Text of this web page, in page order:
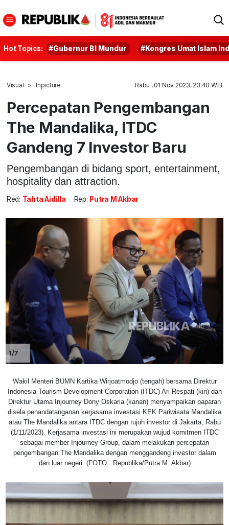
Hot Topics: #Gubernur BI Mundur #Kongres Umat Islam
Visual Inpicture Rabu , 01 Nov 2023, 23:40 WIB
Percepatan Pengembangan
The Mandalika, ITDC
Gandeng 7 Investor Baru
Pengembangan di bidang sport, entertainment,
hospitality dan attraction.
Red: Tahta Aidilla Rep: Putra M Akbar
1/7
Wakil Menteri BUMN Kartika Wirjoatmodjo (tengah) bersama Direktur
Indonesia Tourism Development Corporation (ITDC) Ari Respati (kiri) dan
Direktur Utama Injourney Dony Oskaria (kanan) menyampaikan paparan
disela penandatanganan kerjasama investasi KEK Pariwisata Mandalika
atau The Mandalika antara ITDC dengan tujuh investor di Jakarta, Rabu
(1/11/2023). Kerjasama investasi ini merupakan wujud komitmen ITDC
sebagai member Injourney Group, dalam melakukan percepatan
pengembangan The Mandalika dengan menggandeng investor dalam
dan luar negeri. (FOTO : Republika/Putra M. Akbar)